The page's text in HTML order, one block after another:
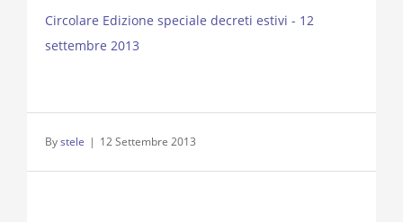
Circolare Edizione speciale decreti estivi - 12
settembre 2013
Bystele | 12 Settembre 2013